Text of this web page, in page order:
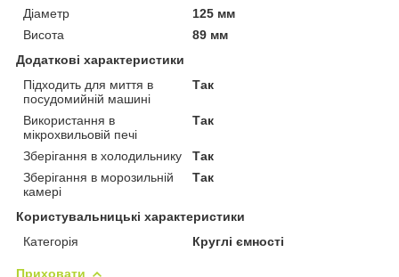
Діаметр
125 мм
Висота
89 мм
Додаткові характеристики
Підходить для миття в
посудомийній машині
Так
Використання в
мікрохвильовій печі
Так
Зберігання в холодильнику
Так
Зберігання в морозильній
камері
Так
Користувальницькі характеристики
Категорія
Круглі ємності
Приховати